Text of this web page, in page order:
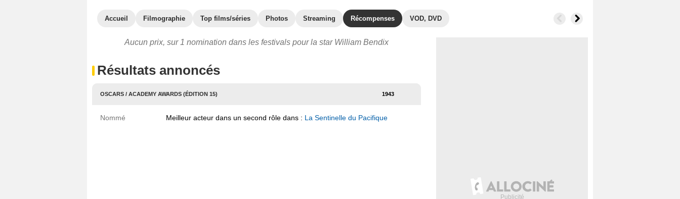
Accueil Filmographie Top films/séries Photos Streaming Récompenses VOD, DVD
Aucun prix, sur 1 nomination dans les festivals pour la star William Bendix
Résultats annoncés
OSCARS / ACADEMY AWARDS (ÉDITION 15) 1943
Nommé Meilleur acteur dans un second rôle dans : La Sentinelle du Pacifique